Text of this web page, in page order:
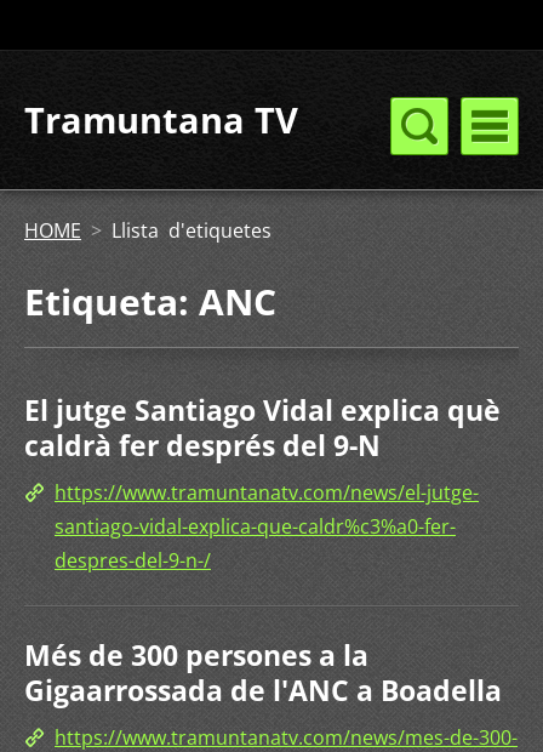
Tramuntana TV
HOME > Llista d'etiquetes
Etiqueta: ANC
El jutge Santiago Vidal explica què
caldrà fer després del 9-N
https://www.tramuntanatv.com/news/el-jutge-
santiago-vidal-explica-que-caldr%c3%a0-fer-
despres-del-9-n-/
Més de 300 persones a la
Gigaarrossada de l'ANC a Boadella
https://www.tramuntanatv.com/news/mes-de-300-